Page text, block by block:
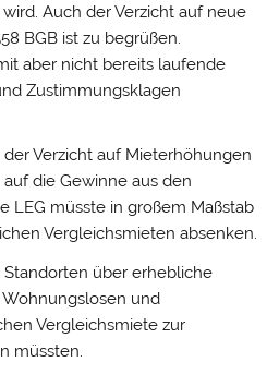
Auch der Verzicht auf neue
BGB ist zu begrüßen.
aber nicht bereits laufende
Zustimmungsklagen
Verzicht auf Mieterhöhungen
die Gewinne aus den
LEG müsste in großem Maßstab
Vergleichsmieten absenken.
über erhebliche
und
Vergleichsmiete zur
müssten.